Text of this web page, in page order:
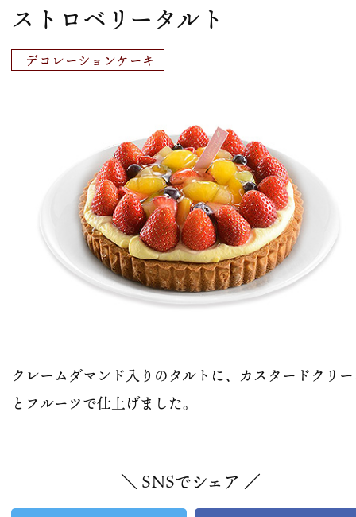
ストロベリータルト
デコレーションケーキ
クレームダマンド入りのタルトに、カスタードクリ
とフルーツで仕上げました。
＼ SNSでシェア ／